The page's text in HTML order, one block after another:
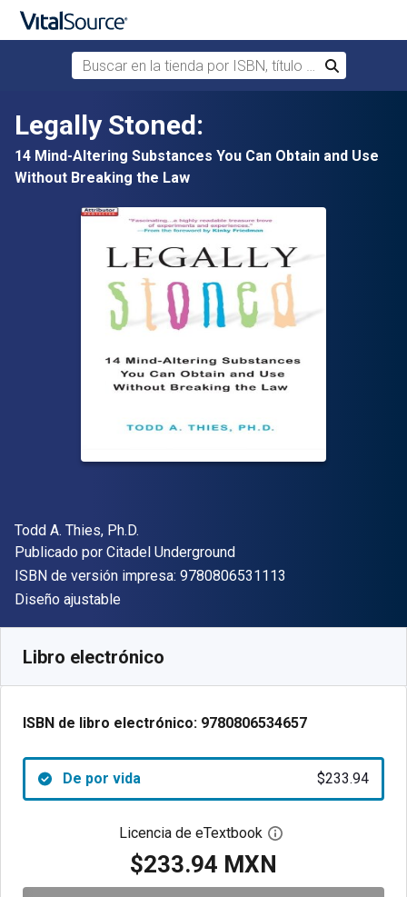
Saltar al contenido principal
Buscar en la tienda por ISBN, título o autor
Buscar
Legally Stoned:
14 Mind-Altering Substances You Can Obtain and Use
Without Breaking the Law
Autor(es)
Todd A. Thies, Ph.D.
Editor
Publicado por Citadel Underground
ISBN de versión impresa: 9780806531113
Formato
Diseño ajustable
Libro electrónico
ISBN de libro electrónico: 9780806534657
De por vida $233.94
Licencia de eTextbook Abre el cuadro de
$233.94 MXN